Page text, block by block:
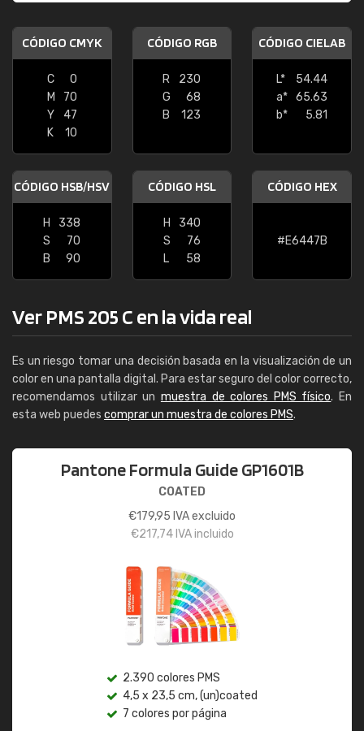
CÓDIGO CMYK
C
0
M
70
Y
47
K
10
CÓDIGO RGB
R
230
G
68
B
123
CÓDIGO CIELAB
L*
54.44
a* 65.63
b*
5.81
CÓDIGO HSB/HSV
H
338
S
70
B
90
CÓDIGO HSL
H
340
S
76
L
58
CÓDIGO HEX
#E6447B
Ver PMS 205 C en la vida real
Es un riesgo tomar una decisión basada en la visualización de un
color en una pantalla digital. Para estar seguro del color correcto,
recomendamos utilizar un muestra de colores PMS físico. En
esta web puedes comprar un muestra de colores PMS.
Pantone Formula Guide GP1601B
COATED
€179,95 IVA excluido
€217,74IVA incluido
2.390 colores PMS
4,5 x 23,5 cm, (un)coated
7 colores por página